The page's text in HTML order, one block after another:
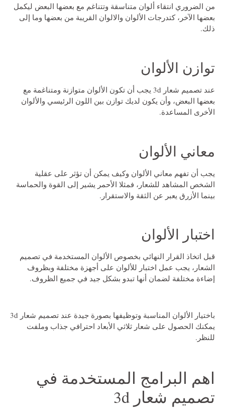
من الضروري انتقاء ألوان متناسقة وتتناغم مع بعضها البعض ليكمل
بعضها الآخر، كتدرجات الألوان والالوان القريبة من بعضها وما إلى
ذلك.
توازن الألوان
عند تصميم شعار 3d
يجب أن تكون الألوان متوازنة ومتناغمة مع
بعضها البعض، وأن يكون لديك توازن بين اللون الرئيسي والألوان
الأخرى المساعدة.
معاني الألوان
يجب أن تفهم معاني الألوان وكيف يمكن أن تؤثر على عقلية
الشخص المشاهد للشعار، فمثلا الأحمر يشير إلى القوة والحماسة
بينما الأزرق يعبر عن الثقة والاستقرار.
اختبار الألوان
قبل اتخاذ القرار النهائي بخصوص الألوان المستخدمة في تصميم
الشعار، يجب عمل اختبار للألوان على أجهزة مختلفة وبظروف
إضاءة مختلفة لضمان أنها تبدو بشكل جيد في جميع الظروف.
باختيار الألوان المناسبة وتوظيفها بصورة جيدة عند تصميم شعار 3d
يمكنك الحصول على شعار ثلاثي الأبعاد احترافي جذاب وملفت
للنظر.
اهم البرامج المستخدمة في
تصميم شعار 3d